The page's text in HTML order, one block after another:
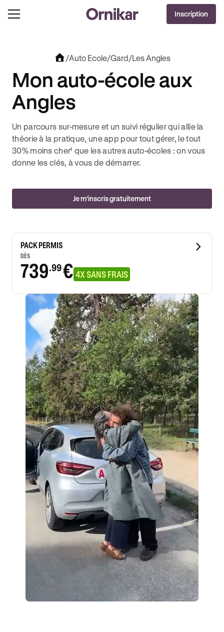
OFFRE EXCLUSIVE
OFFERTS AVEC REVOLUT + 3 MOIS DEEZER PREMIUM OFFERTS* !J'EN PROFITE !
Inscription
/Auto Ecole/Gard/Les Angles
Mon auto-école aux
Angles
Un parcours sur-mesure et un suivi régulier qui allie la
théorie à la pratique, une app pour tout gérer, le tout
30% moins cher¹ que les autres auto-écoles : on vous
donne les clés, à vous de démarrer.
Je m'inscris gratuitement
PACK PERMIS
DÈS
739.99€ 4X SANS FRAIS